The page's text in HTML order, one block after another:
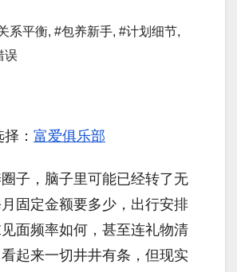
系平衡, #包养新手, #计划细节,
误
： 富爱俱乐部
子，脑子里可能已经转了无
固定金额要多少，出行安排
面频率如何，甚至连礼物清
起来一切井井有条，但现实